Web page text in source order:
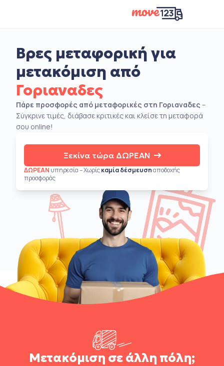
Βρες μεταφορική για
μετακόμιση από
Γοριαναδες
Πάρε προσφορές από μεταφορικές στη Γοριαναδες –
Σύγκρινε τιμές, διάβασε κριτικές και κλείσε τη μεταφορά
σου online!
Ξεκίνα τώρα ΔΩΡΕΑΝ
ΔΩΡΕΑΝ υπηρεσία – Χωρίςκαμία δέσμευσηαποδοχής
προσφοράς
Μετακόμιση σε άλλη πόλη;